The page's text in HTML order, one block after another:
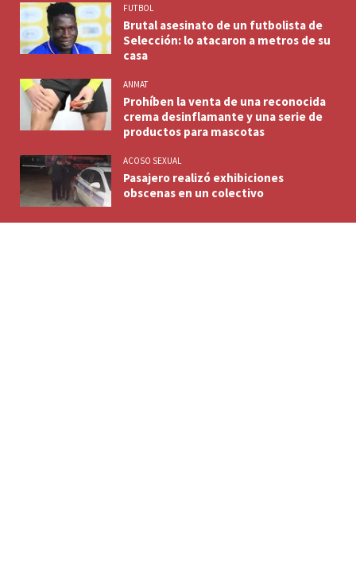
FUTBOL
Brutal asesinato de un futbolista de
Selección: lo atacaron a metros de su
casa
ANMAT
Prohíben la venta de una reconocida
crema desinflamante y una serie de
productos para mascotas
ACOSO SEXUAL
Pasajero realizó exhibiciones
obscenas en un colectivo